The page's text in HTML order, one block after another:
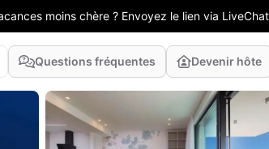
moins chère ? Envoyez le lien via
Questions fréquentes Devenir hôte